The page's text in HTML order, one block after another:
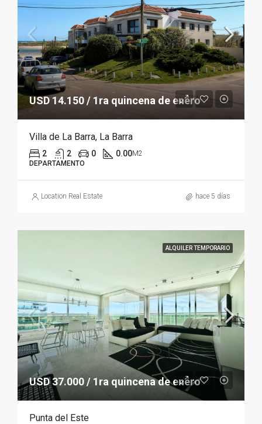
USD 14.150 / 1ra quincena de enero
Villa de La Barra, La Barra
2 2 0 0.00M2
DEPARTAMENTO
Location Real Estate hace 5 días
ALQUILER TEMPORARIO
USD 37.000 / 1ra quincena de enero
Punta del Este